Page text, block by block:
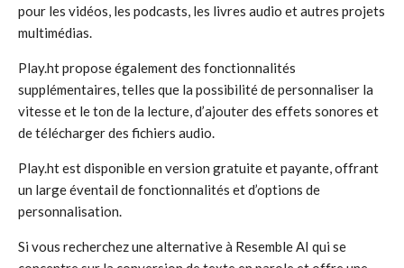
pour les vidéos, les podcasts, les livres audio et autres projets
multimédias.
Play.ht propose également des fonctionnalités
supplémentaires, telles que la possibilité de personnaliser la
vitesse et le ton de la lecture, d’ajouter des effets sonores et
de télécharger des fichiers audio.
Play.ht est disponible en version gratuite et payante, offrant
un large éventail de fonctionnalités et d’options de
personnalisation.
Si vous recherchez une alternative à Resemble AI qui se